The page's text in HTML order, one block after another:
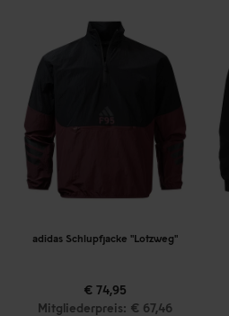
adidas Schlupfjacke "Lotzweg"
€ 74,95
Mitgliederpreis: € 67,46